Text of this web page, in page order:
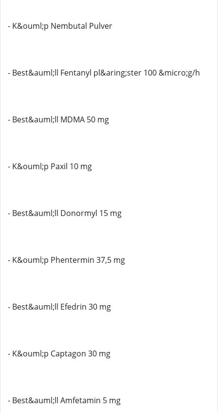
- K&ouml;p Nembutal Pulver
- Best&auml;ll Fentanyl pl&aring;ster 100 &micro;g/h
- Best&auml;ll MDMA 50 mg
- K&ouml;p Paxil 10 mg
- Best&auml;ll Donormyl 15 mg
- K&ouml;p Phentermin 37,5 mg
- Best&auml;ll Efedrin 30 mg
- K&ouml;p Captagon 30 mg
- Best&auml;ll Amfetamin 5 mg